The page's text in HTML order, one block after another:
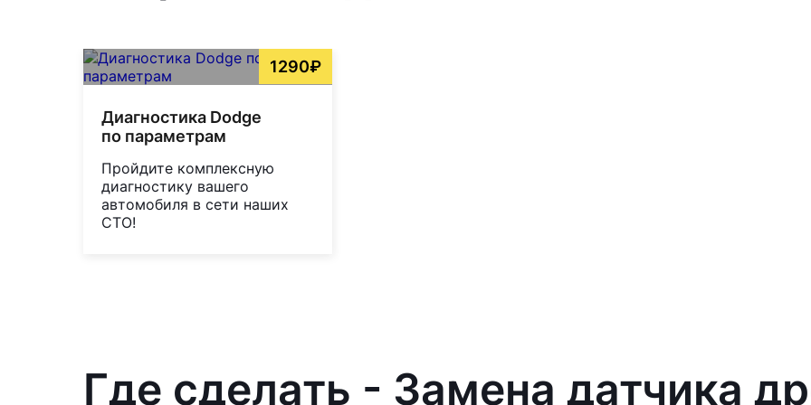
1290₽
Диагностика Dodge
по параметрам
Пройдите комплексную
диагностику вашего
автомобиля в сети наших
СТО!
Где сделать - Замена датчика